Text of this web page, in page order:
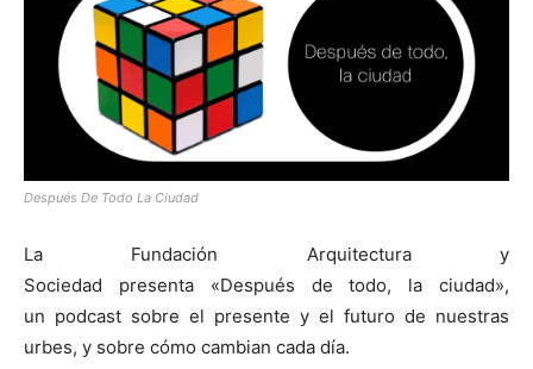
Después De Todo La Ciudad
La Fundación Arquitectura y
Sociedad presenta «Después de todo, la ciudad»,
un podcast sobre el presente y el futuro de nuestras
urbes, y sobre cómo cambian cada día.